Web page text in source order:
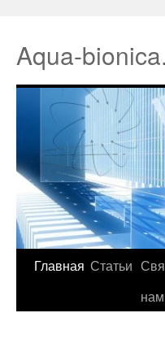
Aqua-
Главная Статьи